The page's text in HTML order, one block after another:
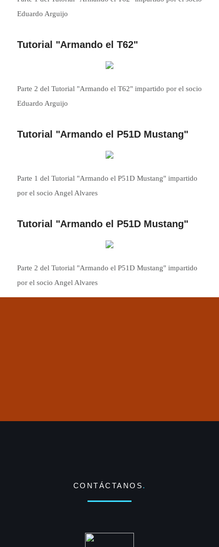
Eduardo Arguijo
Tutorial "Armando el T62"
Parte 2 del Tutorial "Armando el T62" impartido por el socio
Eduardo Arguijo
Tutorial "Armando el P51D Mustang"
Parte 1 del Tutorial "Armando el P51D Mustang" impartido
por el socio Angel Alvares
Tutorial "Armando el P51D Mustang"
Parte 2 del Tutorial "Armando el P51D Mustang" impartido
por el socio Angel Alvares
CONTÁCTANOS.